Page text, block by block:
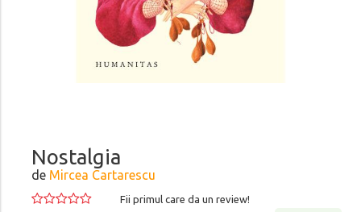
Nostalgia
de Mircea Cartarescu
Fii primul care da un review!